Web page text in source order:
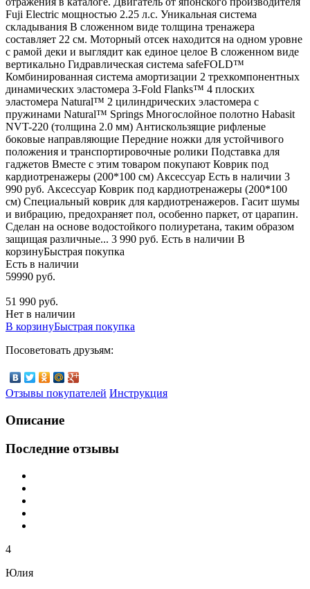
Fuji Electric мощностью 2.25 л.с. Уникальная система
складывания В сложенном виде толщина тренажера
составляет 22 см. Моторный отсек находится на одном уровне
с рамой деки и выглядит как единое целое В сложенном виде
вертикально Гидравлическая система safeFOLD™
Комбинированная система амортизации 2 трехкомпонентных
динамических эластомера 3-Fold Flanks™ 4 плоских
эластомера Natural™ 2 цилиндрических эластомера с
пружинами Natural™ Springs Многослойное полотно Habasit
NVT-220 (толщина 2.0 мм) Антискользящие рифленые
боковые направляющие Передние ножки для устойчивого
положения и транспортировочные ролики Подставка для
гаджетов Вместе с этим товаром покупают Коврик под
кардиотренажеры (200*100 см) Аксессуар Есть в наличии 3
990 руб. Аксессуар Коврик под кардиотренажеры (200*100
см) Специальный коврик для кардиотренажеров. Гасит шумы
и вибрацию, предохраняет пол, особенно паркет, от царапин.
Сделан на основе водостойкого полиуретана, таким образом
защищая различные... 3 990 руб. Есть в наличии В
корзинуБыстрая покупка
Есть в наличии
59990 руб.
51 990 руб.
Нет в наличии
В корзинуБыстрая покупка
Посоветовать друзьям:
Отзывы покупателей Инструкция
Описание
Последние отзывы
4
Юлия